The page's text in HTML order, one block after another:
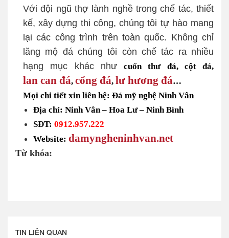
Với đội ngũ thợ lành nghề trong chế tác, thiết
kế, xây dựng thi công, chúng tôi tự hào mang
lại các công trình trên toàn quốc. Không chỉ
lăng mộ đá chúng tôi còn chế tác ra nhiều
hạng mục khác như cuốn thư đá, cột đá,
lan can đá, cổng đá, lư hương đá…
Mọi chi tiết xin liên hệ: Đá mỹ nghệ Ninh Vân
Địa chỉ: Ninh Vân – Hoa Lư – Ninh Bình
SĐT: 0912.957.222
Website: damyngheninhvan.net
Từ khóa:
TIN LIÊN QUAN